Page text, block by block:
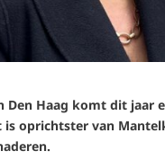
Den Haag komt dit jaar
is oprichtster van